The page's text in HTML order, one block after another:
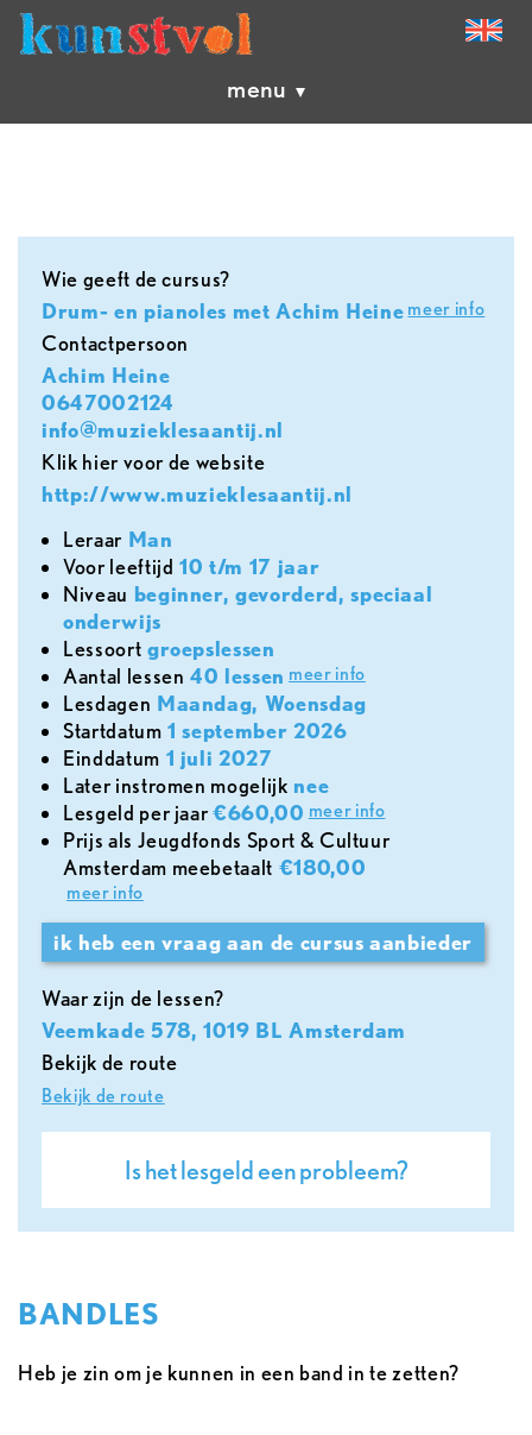
menu
BANDLES
Heb je zin om je kunnen in een band in te zetten?
Wie geeft de cursus?
Drum- en pianoles met Achim Heine meer info
contactpersoon
Achim Heine
0647002124
info@muzieklesaantij.nl
Klik hier voor de website
http://www.muzieklesaantij.nl
leraarMan
voor leeftijd 10 t/m 17 jaar
Niveau beginner, gevorderd, speciaal
onderwijs
lessoort groepslessen
aantal lessen 40 lessen meer info
lesdagen Maandag, Woensdag
Startdatum 1 september 2026
Einddatum 1 juli 2027
later instromen mogelijk nee
lesgeld per jaar€660,00 meer info
Prijs als Jeugdfonds Sport & Cultuur
Amsterdam meebetaalt €180,00
meer info
ik heb een vraag aan de cursus aanbieder
Waar zijn de lessen?
Veemkade 578, 1019 BL Amsterdam
Bekijk de route
Bekijk de route
Is het lesgeld een probleem?